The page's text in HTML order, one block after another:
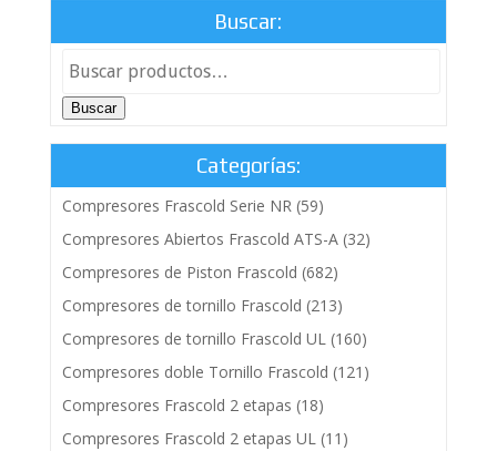
Buscar:
Buscar
Categorías:
Compresores Frascold Serie NR (59)
Compresores Abiertos Frascold ATS-A (32)
Compresores de Piston Frascold (682)
Compresores de tornillo Frascold (213)
Compresores de tornillo Frascold UL (160)
Compresores doble Tornillo Frascold (121)
Compresores Frascold 2 etapas (18)
Compresores Frascold 2 etapas UL (11)